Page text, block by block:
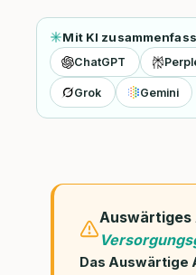
Mit KI
ChatGPT
Grok Gemini
Auswärtiges
Das Auswärtige